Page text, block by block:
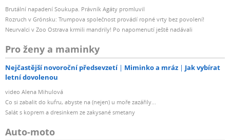
Brutální napadení Soukupa. Právník Agáty promluvil
Rozruch v Grónsku: Trumpova společnost provádí ropné vrty bez povolení!
Neurvalci v Zoo Ostrava krmili mandrily! Po napomenutí ještě nadávali
Pro ženy a maminky
Nejčastější novoroční předsevzetí Miminko a mráz
Jak vybírat
letní dovolenou
video Alena Mihulová
Co si zabalit do kufru, abyste na (nejen) u moře zazářily...
Salát s koprem a dresinkem ze zakysané smetany
Auto-moto